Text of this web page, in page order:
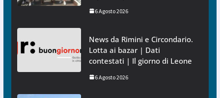
6 Agosto 2026
News da Rimini e Circondario.
Lotta ai bazar | Dati
contestati | Il giorno di Leone
6 Agosto 2026